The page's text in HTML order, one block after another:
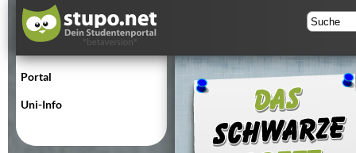
Portal
Uni-Info